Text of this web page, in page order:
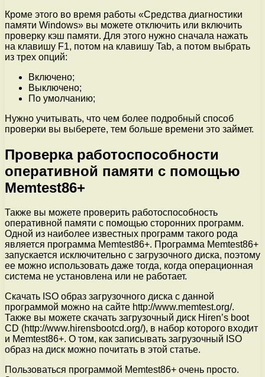
Кроме этого во время работы «Средства диагностики
памяти Windows» вы можете отключить или включить
проверку кэш памяти. Для этого нужно сначала нажать
на клавишу F1, потом на клавишу Tab, а потом выбрать
из трех опций:
Включено;
Выключено;
По умолчанию;
Нужно учитывать, что чем более подробный способ
проверки вы выберете, тем больше времени это займет.
Проверка работоспособности
оперативной памяти с помощью
Memtest86+
Также вы можете проверить работоспособность
оперативной памяти с помощью сторонних программ.
Одной из наиболее известных программ такого рода
является программа Memtest86+. Программа Memtest86+
запускается исключительно с загрузочного диска, поэтому
ее можно использовать даже тогда, когда операционная
система не установлена или не работает.
Скачать ISO образ загрузочного диска с данной
программой можно на сайте http://www.memtest.org/.
Также вы можете скачать загрузочный диск Hiren’s boot
CD (http://www.hirensbootcd.org/), в набор которого входит
и Memtest86+. О том, как записывать загрузочный ISO
образ на диск можно почитать в этой статье.
Пользоваться программой Memtest86+ очень просто.